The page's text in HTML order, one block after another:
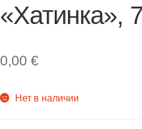
«Хатинка»,
0,00€
Нет в наличии